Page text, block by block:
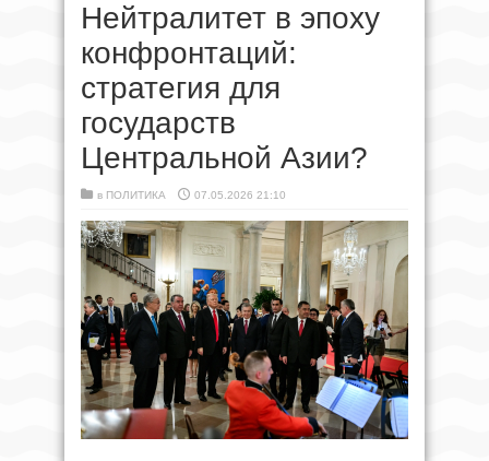
Нейтралитет в эпоху
конфронтаций:
стратегия для
государств
Центральной Азии?
в ПОЛИТИКА 07.05.2026 21:10